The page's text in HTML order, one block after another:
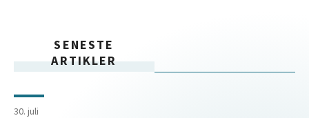
SENESTE
ARTIKLER
30. juli